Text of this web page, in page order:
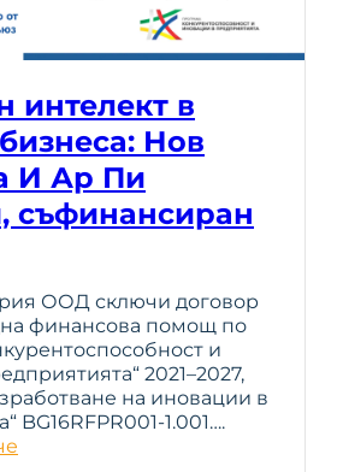
интелект в
Нов
И Ар Пи
съфинансиран
ООД сключи договор
финансова помощ по
и
2021–2027,
на иновации в
BG16RFPR001-1.001….